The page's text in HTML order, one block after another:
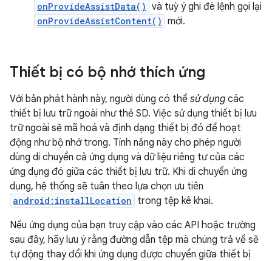
onProvideAssistData() và tuỳ ý ghi đè lệnh gọi lại
onProvideAssistContent() mới.
Thiết bị có bộ nhớ thích ứng
Với bản phát hành này, người dùng có thể sử dụng các
thiết bị lưu trữ ngoài như thẻ SD. Việc sử dụng thiết bị lưu
trữ ngoài sẽ mã hoá và định dạng thiết bị đó để hoạt
động như bộ nhớ trong. Tính năng này cho phép người
dùng di chuyển cả ứng dụng và dữ liệu riêng tư của các
ứng dụng đó giữa các thiết bị lưu trữ. Khi di chuyển ứng
dụng, hệ thống sẽ tuân theo lựa chọn ưu tiên
android:installLocation trong tệp kê khai.
Nếu ứng dụng của bạn truy cập vào các API hoặc trường
sau đây, hãy lưu ý rằng đường dẫn tệp mà chúng trả về sẽ
tự động thay đổi khi ứng dụng được chuyển giữa thiết bị